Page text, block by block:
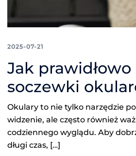
2025-07-21
Jak prawidłowo
soczewki
Okulary to nie tylko narzędzie
widzenie, ale często również
codziennego wyglądu. Aby
długi czas, […]